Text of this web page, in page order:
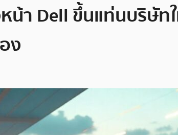
น้า Dell ขึ้นแท่นบริษั
ง